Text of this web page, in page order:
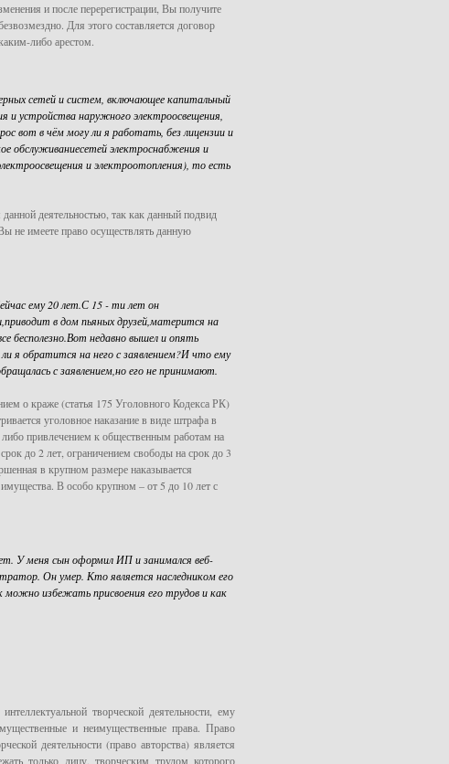
и после перерегистрации, Вы получите
Для этого составляется договор
либо арестом.
сетей и систем, включающее капитальный
устройства наружного электроосвещения,
вот в чём могу ли я работать, без лицензии и
обслуживаниесетей электроснабжения и
и электроотопления), то есть
деятельностью, так как данный подвид
не имеете право осуществлять данную
ему 20 лет.С 15 - ти лет он
в дом пьяных друзей,матерится на
бесполезно.Вот недавно вышел и опять
я обратится на него с заявлением?И что ему
с заявлением,но его не принимают.
о краже (статья 175 Уголовного Кодекса РК)
уголовное наказание в виде штрафа в
привлечением к общественным работам на
до 2 лет, ограничением свободы на срок до 3
в крупном размере наказывается
В особо крупном – от 5 до 10 лет с
У меня сын оформил ИП и занимался веб-
Он умер. Кто является наследником его
можно избежать присвоения его трудов и как
творческой деятельности, ему
и неимущественные права. Право
деятельности (право авторства) является
только лицу, творческим трудом которого